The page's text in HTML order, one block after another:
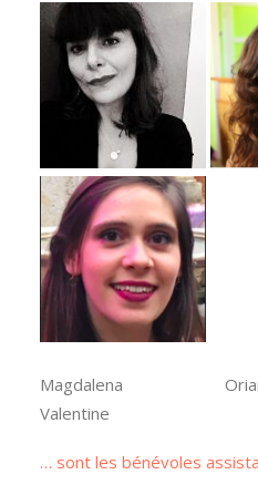
Magdalena
Valentine
… sont les bénévoles